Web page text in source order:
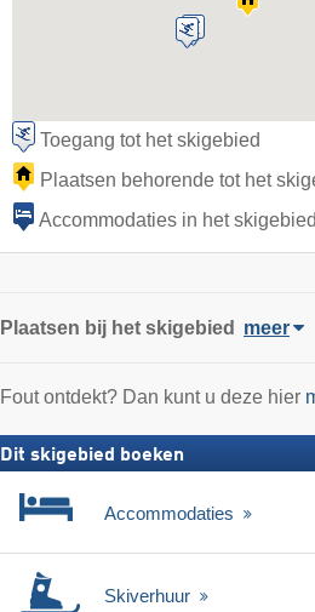
Toegang tot het skigebied
Plaatsen behorende tot het
Accommodaties in het skigebied
Plaatsen bij het skigebied meer
Fout ontdekt? Dan kunt u deze hier
Dit skigebied boeken
Accommodaties
Skiverhuur